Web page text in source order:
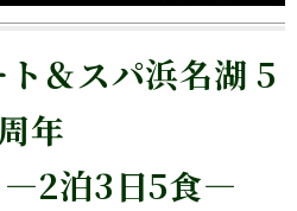
＆スパ浜名湖 5
周年
—2泊3日5食—